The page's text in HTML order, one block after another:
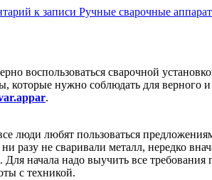
к записи Ручные сварочные
воспользоваться сварочной
которые нужно соблюдать для верного
.
люди любят пользоваться
разу не сваривали металл, нередко
начала надо выучить все требования
с техникой.